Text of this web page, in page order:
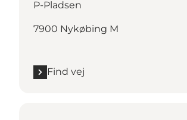
P-Pladsen
7900 Nykøbing M
Find vej